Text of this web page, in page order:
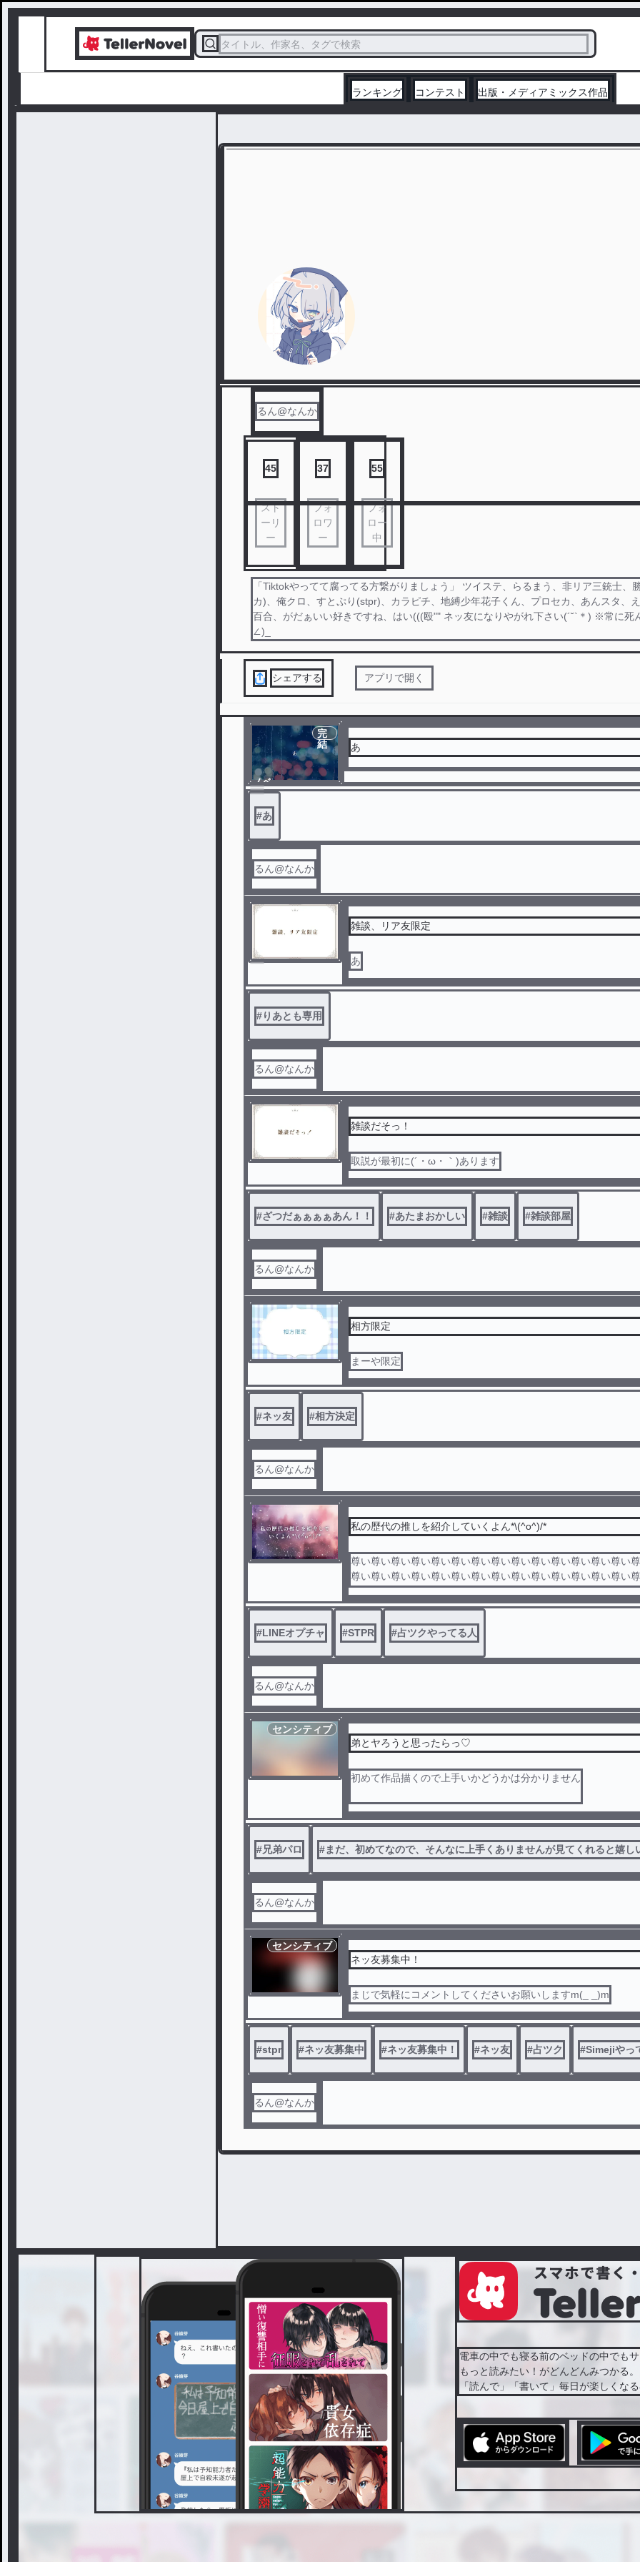
タイトル、作家名、タグで検索
ランキング コンテスト 出版・メディアミックス作品
るん@なんか
45
スト
ーリ
ー
37
フォ
ロワ
ー
55
フォ
ロー
中
「Tiktokやってて腐ってる方繋がりましょう」 ツイステ、らるまう、非リア三銃士、
カ)、俺クロ、すとぷり(stpr)、カラピチ、地縛少年花子くん、プロセカ、あんスタ、え
百合、がだぁいい好きですね、はい(((殴"" ネッ友になりやがれ下さい(´˘`＊) ※常に死ん
∠)_
シェアする アプリで開く
ノベ
ル
完
結
あ
#あ
るん@なんか
雑談、リア友限定
あ
#りあとも専用
るん@なんか
雑談だそっ！
取説が最初に(´・ω・｀)あります
#ざつだぁぁぁぁあん！！ #あたまおかしい #雑談 #雑談部屋
るん@なんか
相方限定
まーや限定
#ネッ友 #相方決定
るん@なんか
私の歴代の推しを紹介していくよん*\(^o^)/*
尊い尊い尊い尊い尊い尊い尊い尊い尊い尊い尊い尊い尊い尊い
尊い尊い尊い尊い尊い尊い尊い尊い尊い尊い尊い尊い尊い尊い
尊い尊い尊い尊い尊い尊い尊い尊い尊い尊い尊い尊い尊い尊い
尊い尊い尊い尊い尊い尊い尊い尊い尊い尊い尊い尊い尊い尊い
尊い尊い尊い尊い尊い尊い尊い尊い尊い尊い尊い尊い尊い尊い
尊い尊い尊い尊い尊い尊い尊い尊い尊い尊い尊い尊い尊い尊い尊
#LINEオプチャ #STPR #占ツクやってる人
るん@なんか
センシティブ
弟とヤろうと思ったらっ♡
初めて作品描くので上手いかどうかは分かりません
アンチ、地雷、純粋さんは来ないで見ないで
創作です！！
#兄弟パロ #まだ、初めてなので、そんなに上手くありませんが見てくれると嬉し
るん@なんか
センシティブ
ネッ友募集中！
まじで気軽にコメントしてくださいお願いしますm(_ _)m
#stpr #ネッ友募集中 #ネッ友募集中！ #ネッ友 #占ツク #Simejiやっ
るん@なんか
電車の中でも寝る前のベッドの中でもサ
もっと読みたい！がどんどんみつかる。
「読んで」「書いて」毎日が楽しくな